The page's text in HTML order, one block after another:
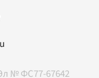
№ ФС77-67642